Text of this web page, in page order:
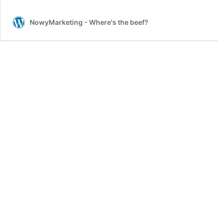
NowyMarketing - Where's the beef?